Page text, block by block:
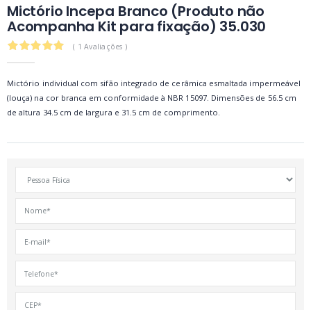
Mictório Incepa Branco (Produto não
Acompanha Kit para fixação) 35.030
5.0
( 1 Avaliações )
Mictório individual com sifão integrado de cerâmica esmaltada impermeável
(louça) na cor branca em conformidade à NBR 15097. Dimensões de 56.5 cm
de altura 34.5 cm de largura e 31.5 cm de comprimento.